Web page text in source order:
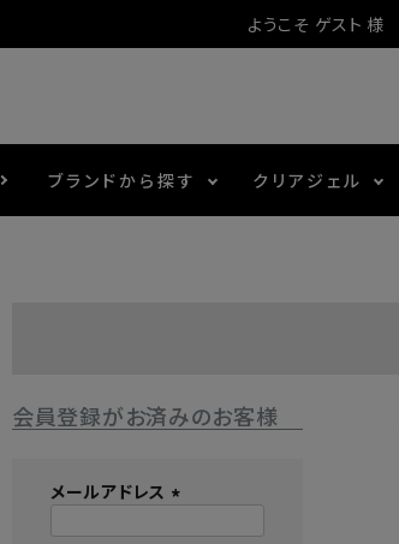
ようこそ ゲスト 様
ブランドから探す クリアジェル
3Dクレイジェル
ファージェル
LEDライト
会員登録がお済みのお客様
メールアドレス